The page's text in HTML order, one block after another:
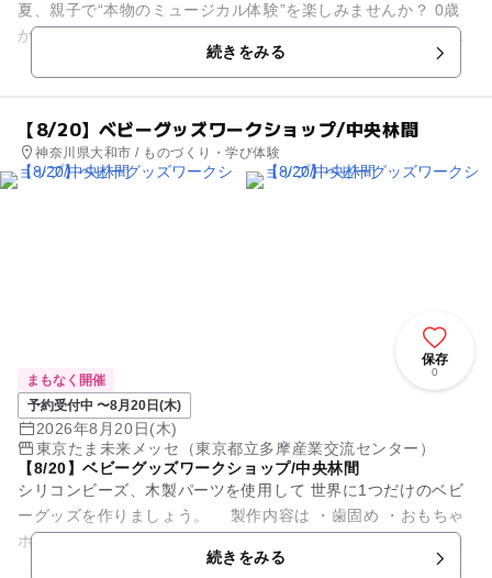
夏、親子で“本物のミュージカル体験”を楽しみませんか？ 0歳
から参加できる人気ファミリーイベント「ハッピー・ミュージ
続きをみる
【8/20】ベビーグッズワークショップ/中央林間
神奈川県大和市 / ものづくり・学び体験
保存
0
まもなく開催
予約受付中 〜8月20日(木)
2026年8月20日(木)
東京たま未来メッセ（東京都立多摩産業交流センター）
【8/20】ベビーグッズワークショップ/中央林間
シリコンビーズ、木製パーツを使用して 世界に1つだけのベビ
ーグッズを作りましょう。 製作内容は ・歯固め ・おもちゃ
ホルダー ・マグホルダー ・シューズクリッパー ・ベビートイ
続きをみる